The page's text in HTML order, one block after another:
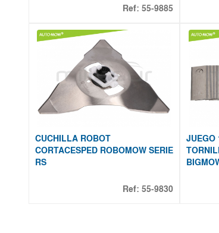
Ref:55-9885
CUCHILLA ROBOT
CORTACESPED ROBOMOW SERIE
RS
Ref:55-9830
JUEGO